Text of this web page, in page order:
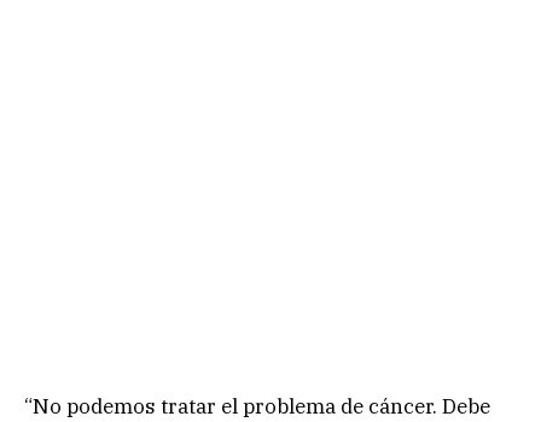
“No podemos tratar el problema de cáncer. Debe